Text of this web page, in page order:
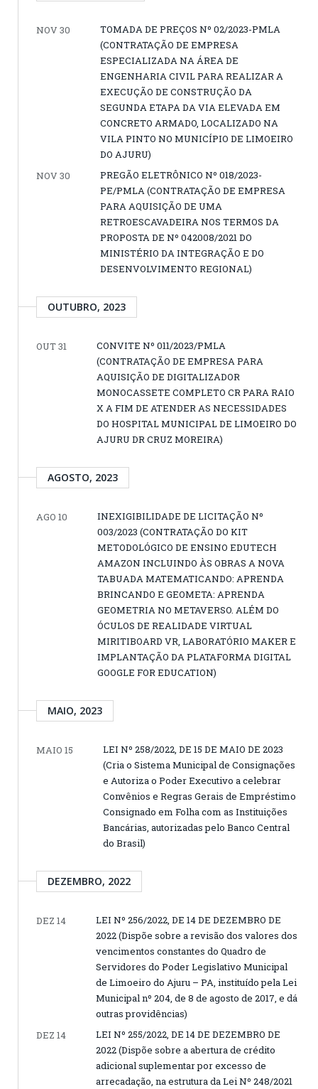
NOV 30
TOMADA DE PREÇOS Nº 02/2023-PMLA
(CONTRATAÇÃO DE EMPRESA
ESPECIALIZADA NA ÁREA DE
ENGENHARIA CIVIL PARA REALIZAR A
EXECUÇÃO DE CONSTRUÇÃO DA
SEGUNDA ETAPA DA VIA ELEVADA EM
CONCRETO ARMADO, LOCALIZADO NA
VILA PINTO NO MUNICÍPIO DE LIMOEIRO
DO AJURU)
NOV 30
PREGÃO ELETRÔNICO Nº 018/2023-
PE/PMLA (CONTRATAÇÃO DE EMPRESA
PARA AQUISIÇÃO DE UMA
RETROESCAVADEIRA NOS TERMOS DA
PROPOSTA DE Nº 042008/2021 DO
MINISTÉRIO DA INTEGRAÇÃO E DO
DESENVOLVIMENTO REGIONAL)
OUTUBRO, 2023
OUT 31
CONVITE Nº 011/2023/PMLA
(CONTRATAÇÃO DE EMPRESA PARA
AQUISIÇÃO DE DIGITALIZADOR
MONOCASSETE COMPLETO CR PARA RAIO
X A FIM DE ATENDER AS NECESSIDADES
DO HOSPITAL MUNICIPAL DE LIMOEIRO DO
AJURU DR CRUZ MOREIRA)
AGOSTO, 2023
AGO 10
INEXIGIBILIDADE DE LICITAÇÃO Nº
003/2023 (CONTRATAÇÃO DO KIT
METODOLÓGICO DE ENSINO EDUTECH
AMAZON INCLUINDO ÀS OBRAS A NOVA
TABUADA MATEMATICANDO: APRENDA
BRINCANDO E GEOMETA: APRENDA
GEOMETRIA NO METAVERSO. ALÉM DO
ÓCULOS DE REALIDADE VIRTUAL
MIRITIBOARD VR, LABORATÓRIO MAKER E
IMPLANTAÇÃO DA PLATAFORMA DIGITAL
GOOGLE FOR EDUCATION)
MAIO, 2023
MAIO 15
LEI Nº 258/2022, DE 15 DE MAIO DE 2023
(Cria о Sistema Municipal de Consignações
e Autoriza o Poder Executivo a celebrar
Convênios e Regras Gerais de Empréstimo
Consignado em Folha com as Instituições
Bancárias, autorizadas pelo Banco Central
do Brasil)
DEZEMBRO, 2022
DEZ 14
LEI Nº 256/2022, DE 14 DE DEZEMBRO DE
2022 (Dispõe sobre a revisão dos valores dos
vencimentos constantes do Quadro de
Servidores do Poder Legislativo Municipal
de Limoeiro do Ajuru – PA, instituído pela Lei
Municipal nº 204, de 8 de agosto de 2017, e dá
outras providências)
DEZ 14
LEI Nº 255/2022, DE 14 DE DEZEMBRO DE
2022 (Dispõe sobre a abertura de crédito
adicional suplementar por excesso de
arrecadação, na estrutura da Lei Nº 248/2021